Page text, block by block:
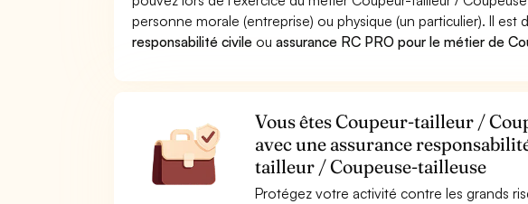
personne morale (entreprise) ou physique (un particulier). Il
responsabilité civile ouassurance RC PRO pour le métier de
Vous êtes Coupeur-tailleur /
avec une assurance
tailleur / Coupeuse-tailleuse
Protégez votre activité contre les grands